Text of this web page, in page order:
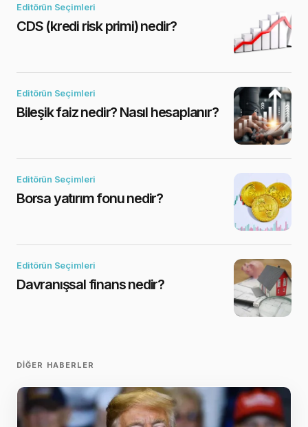
Editörün Seçimleri
CDS (kredi risk primi) nedir?
Editörün Seçimleri
Bileşik faiz nedir? Nasıl hesaplanır?
Editörün Seçimleri
Borsa yatırım fonu nedir?
Editörün Seçimleri
Davranışsal finans nedir?
DIĞER HABERLER